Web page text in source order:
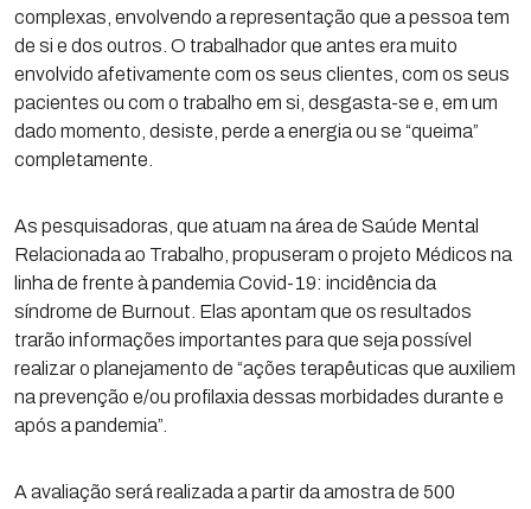
complexas, envolvendo a representação que a pessoa tem
de si e dos outros. O trabalhador que antes era muito
envolvido afetivamente com os seus clientes, com os seus
pacientes ou com o trabalho em si, desgasta-se e, em um
dado momento, desiste, perde a energia ou se “queima”
completamente.
As pesquisadoras, que atuam na área de Saúde Mental
Relacionada ao Trabalho, propuseram o projeto Médicos na
linha de frente à pandemia Covid-19: incidência da
síndrome de Burnout. Elas apontam que os resultados
trarão informações importantes para que seja possível
realizar o planejamento de “ações terapêuticas que auxiliem
na prevenção e/ou profilaxia dessas morbidades durante e
após a pandemia”.
A avaliação será realizada a partir da amostra de 500